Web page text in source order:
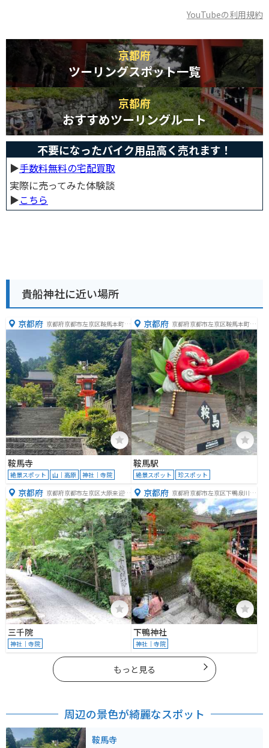
YouTubeの利用規約
京都府
ツーリングスポット一覧
京都府
おすすめツーリングルート
不要になったバイク用品高く売れます！
▶︎手数料無料の宅配買取
実際に売ってみた体験談
▶︎こちら
貴船神社に近い場所
京都府 京都府京都市左京区鞍馬本町１
０７４
鞍馬寺
絶景スポット 山｜高原 神社｜寺院
京都府 京都府京都市左京区鞍馬本町１
９１
鞍馬駅
絶景スポット 珍スポット
京都府 京都府京都市左京区大原来迎院
町５４０
三千院
神社｜寺院
京都府 京都府京都市左京区下鴨泉川町
５９
下鴨神社
神社｜寺院
もっと見る
周辺の景色が綺麗なスポット
鞍馬寺